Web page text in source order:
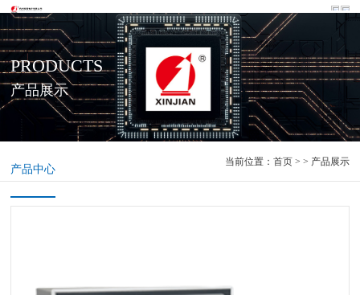
PRODUCTS
产品展示
产品中心
当前位置： 首页> > 产品展示